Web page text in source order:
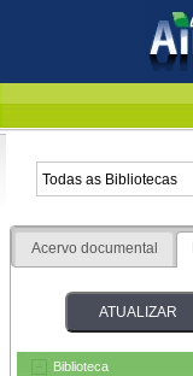
Acervo documental
Biblioteca